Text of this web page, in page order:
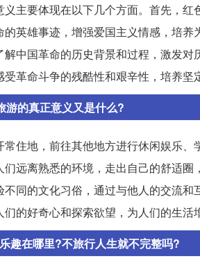
义主要体现在以下几个方面。首先，
的英雄事迹，增强爱国主义情感，培
解中国革命的历史背景和过程，激发
革命斗争的残酷性和艰辛性，培养坚
游的真正意义又是什么?
常住地，前往其他地方进行休闲娱乐
们远离熟悉的环境，走出自己的舒适
不同的文化习俗，通过与他人的交流
的好奇心和探索欲望，为人们的生活
趣在哪里?不旅行人生就不完整吗?